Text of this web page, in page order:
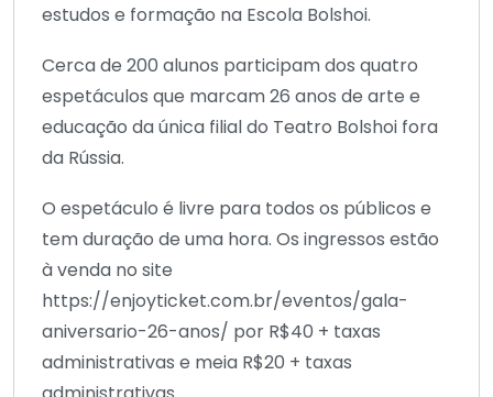
estudos e formação na Escola Bolshoi.
Cerca de 200 alunos participam dos quatro
espetáculos que marcam 26 anos de arte e
educação da única filial do Teatro Bolshoi fora
da Rússia.
O espetáculo é livre para todos os públicos e
tem duração de uma hora. Os ingressos estão
à venda no site
https://enjoyticket.com.br/eventos/gala-
aniversario-26-anos/ por R$40 + taxas
administrativas e meia R$20 + taxas